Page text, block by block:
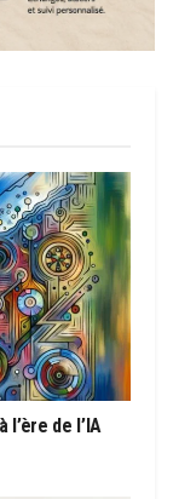
l’ère de l’IA